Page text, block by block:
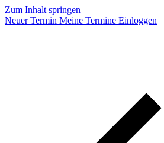
Zum Inhalt springen
Neuer Termin Meine Termine Einloggen